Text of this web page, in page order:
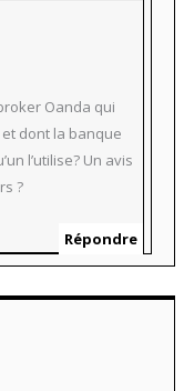
Oanda qui
dont la banque
l’utilise? Un avis
?
Répondre